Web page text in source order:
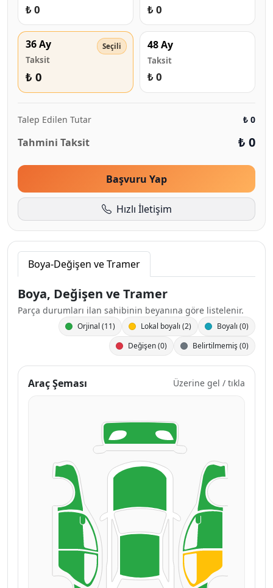
₺ 0 ₺ 0
36 Ay
Taksit
₺ 0
48 Ay
Taksit
₺ 0
Talep Edilen Tutar ₺ 0
Tahmini Taksit ₺ 0
Başvuru Yap
Hızlı İletişim
Boya-Değişen ve Tramer
Boya, Değişen ve Tramer
Parça durumları ilan sahibinin beyanına göre listelenir.
Orjinal (11) Lokal boyalı (2)
Boyalı (0)
Değişen (0)
Belirtilmemiş (0)
Araç Şeması Üzerine gel / tıkla